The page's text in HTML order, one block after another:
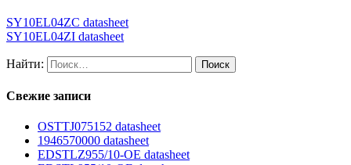
SY10EL04ZC datasheet
SY10EL04ZI datasheet
Найти:
Свежие записи
OSTTJ075152 datasheet
1946570000 datasheet
EDSTLZ955/10-OE datasheet